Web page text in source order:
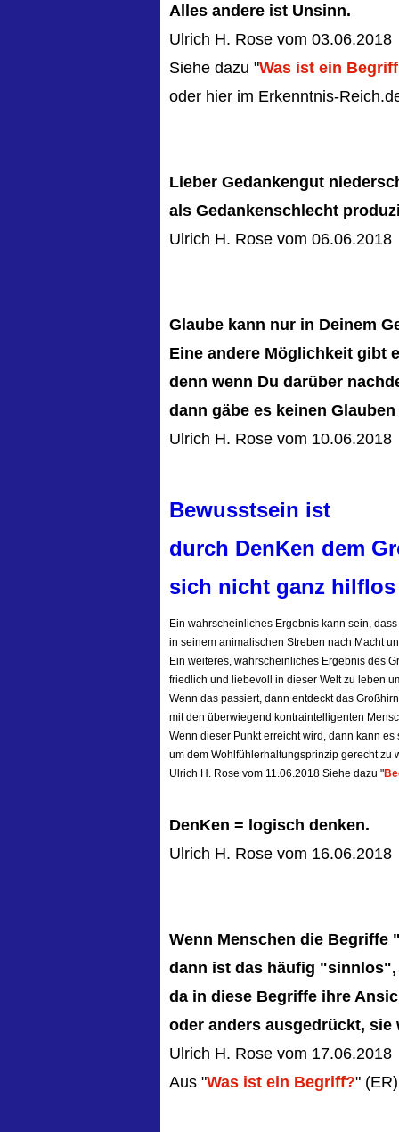
Alles andere ist Unsinn.
Ulrich H. Rose vom 03.06.2018
Siehe dazu "Was ist ein
oder hier im Erkenntnis-
Lieber Gedankengut
als Gedankenschlecht
Ulrich H. Rose vom 06.06.2018
Glaube kann nur in Deinem
Eine andere Möglichkeit gibt
denn wenn Du darüber
dann gäbe es keinen
Ulrich H. Rose vom 10.06.2018
Bewusstsein ist
durch DenKen dem
sich nicht ganz hilflos
Ein wahrscheinliches Ergebnis kann sein,
in seinem animalischen Streben nach Macht
Ein weiteres, wahrscheinliches Ergebnis des
friedlich und liebevoll in dieser Welt zu leben
Wenn das passiert, dann entdeckt das
mit den überwiegend kontraintelligenten
Wenn dieser Punkt erreicht wird, dann kann
um dem Wohlfühlerhaltungsprinzip gerecht zu
Ulrich H. Rose vom 11.06.2018 Siehe dazu "
DenKen = logisch denken.
Ulrich H. Rose vom 16.06.2018
Wenn Menschen die
dann ist das häufig "sinnlos",
da in diese Begriffe ihre
oder anders ausgedrückt,
Ulrich H. Rose vom 17.06.2018
Aus "Was ist ein Begriff?" (ER)